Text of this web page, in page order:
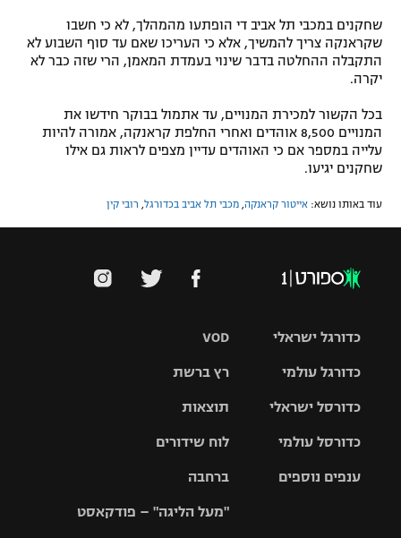
שחקנים במכבי תל אביב די הופתעו מהמהלך, לא כי חשבו
שקראנקה צריך להמשיך, אלא כי העריכו שאם עד סוף השבוע לא
התקבלה ההחלטה בדבר שינוי בעמדת המאמן, הרי שזה כבר לא
יקרה.
בכל הקשור למכירת המנויים, עד אתמול בבוקר חידשו את
המנויים 8,500 אוהדים ואחרי החלפת קראנקה, אמורה להיות
עלייה במספר אם כי האוהדים עדיין מצפים לראות גם אילו
שחקנים יגיעו.
עוד באותו נושא: אייטור קראנקה מכבי תל אביב בכדורגל רובי קין
VOD
רץ ברשת
תוצאות
לוח שידורים
ברחבה
"מעל הליגה" – פודקאסט
כדורגל ישראלי
גביע הטוטו
כדורגל עולמי
האלופות
ליגה
כדורסל ישראלי
סל
כדורסל עולמי
ענפים נוספים